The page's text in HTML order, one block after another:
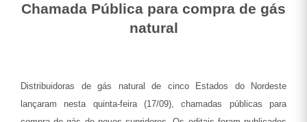
Chamada Pública para compra de gás
natural
Distribuidoras de gás natural de cinco Estados do Nordeste
lançaram nesta quinta-feira (17/09), chamadas públicas para